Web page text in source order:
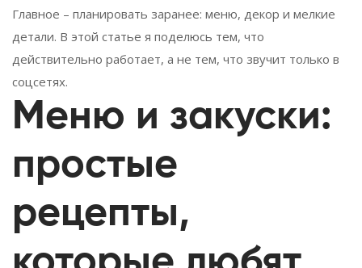
Главное – планировать заранее: меню, декор и мелкие
детали. В этой статье я поделюсь тем, что
действительно работает, а не тем, что звучит только в
соцсетях.
Меню и закуски:
простые
рецепты,